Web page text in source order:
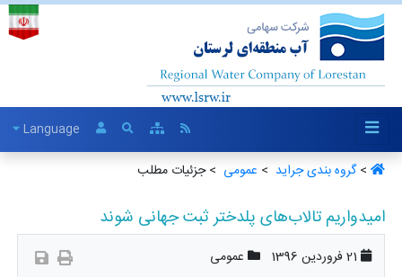
Language
>گروه بندی جراید ‏ > عمومی ‏ > جزئیات مطلب
امیدواریم تالاب‌های پلدختر ثبت جهانی شوند
21 فروردین 1396 عمومی